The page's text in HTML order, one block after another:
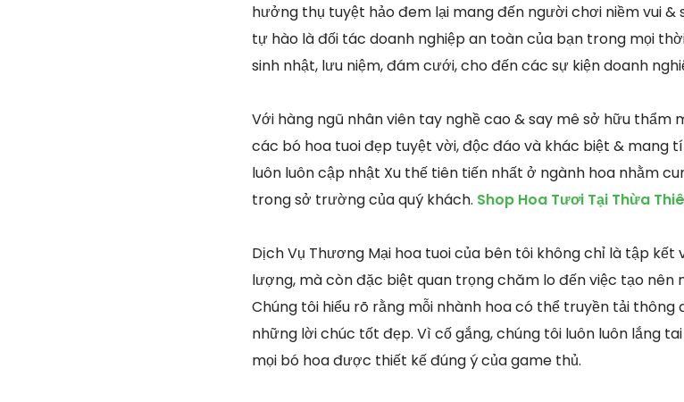
hưởng thụ tuyệt hảo đem lại mang đến người chơi niềm vui
tự hào là đối tác doanh nghiệp an toàn của bạn trong mọi
sinh nhật, lưu niệm, đám cưới, cho đến các sự kiện doanh
Với hàng ngũ nhân viên tay nghề cao & say mê sở hữu thẩm
các bó hoa tuoi đẹp tuyệt vời, độc đáo và khác biệt & mang
luôn luôn cập nhật Xu thế tiên tiến nhất ở ngành hoa nhằm
trong sở trường của quý khách. Shop Hoa Tươi Tại Thừa
Dịch Vụ Thương Mại hoa tuoi của bên tôi không chỉ là tập
lượng, mà còn đặc biệt quan trọng chăm lo đến việc tạo nên
Chúng tôi hiểu rõ rằng mỗi nhành hoa có thể truyền tải thông
những lời chúc tốt đẹp. Vì cố gắng, chúng tôi luôn luôn lắng
mọi bó hoa được thiết kế đúng ý của game thủ.